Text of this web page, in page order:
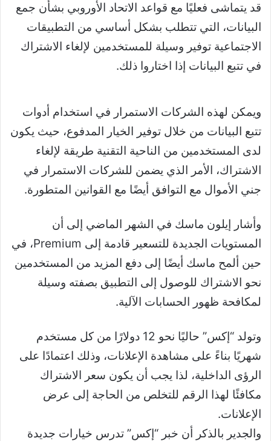
قد يتماشى فعليًا مع قواعد الاتحاد الأوروبي بشأن جمع
البيانات، التي تتطلب بشكل أساسي من التطبيقات
الاجتماعية توفير وسيلة للمستخدمين لإلغاء الاشتراك
في تتبع البيانات إذا اختاروا ذلك.
ويمكن لهذه الشركات الاستمرار في استخدام أدوات
تتبع البيانات من خلال توفير الخيار المدفوع، حيث يكون
لدى المستخدمين من الناحية التقنية طريقة لإلغاء
الاشتراك، الأمر الذي يضمن للشركات الاستمرار في
جني الأموال مع التوافق أيضًا مع القوانين المتطورة.
وأشار إيلون ماسك في الشهر الماضي إلى أن
المستويات الجديدة للتسعير قادمة إلى Premium، في
حين ألمح ماسك أيضًا إلى دفع المزيد من المستخدمين
نحو الاشتراك للوصول إلى التطبيق بصفته وسيلة
لمكافحة ظهور الحسابات الآلية.
وتولد “إكس” حاليًا نحو 12 دولارًا من كل مستخدم
شهريًا بناءً على مشاهدة الإعلانات، وذلك اعتمادًا على
الرؤى الداخلية، لذا يجب أن يكون سعر الاشتراك
مكافئًا لهذا الرقم للتخلص من الحاجة إلى عرض
الإعلانات.
والجدير بالذكر أن خبر “إكس” تدرس خيارات جديدة